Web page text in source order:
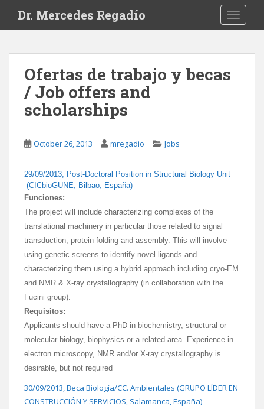
i
Dr. Mercedes Regadío
Ofertas de trabajo y becas
/ Job offers and
scholarships
October 26, 2013 mregadio Jobs
29/09/2013, Post-Doctoral Position in Structural Biology Unit
(CICbioGUNE, Bilbao, España)
Funciones:
The project will include characterizing complexes of the
translational machinery in particular those related to signal
transduction, protein folding and assembly. This will involve
using genetic screens to identify novel ligands and
characterizing them using a hybrid approach including cryo-EM
and NMR & X-ray crystallography (in collaboration with the
Fucini group).
Requisitos:
Applicants should have a PhD in biochemistry, structural or
molecular biology, biophysics or a related area. Experience in
electron microscopy, NMR and/or X-ray crystallography is
desirable, but not required
30/09/2013, Beca Biología/CC. Ambientales (GRUPO LÍDER EN
CONSTRUCCIÓN Y SERVICIOS, Salamanca, España)